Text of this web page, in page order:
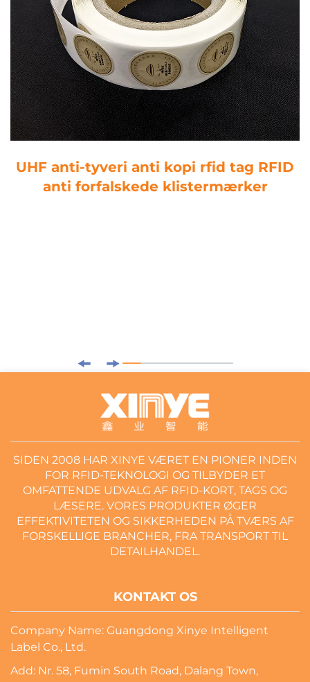
UHF anti-tyveri anti kopi rfid tag RFID
anti forfalskede klistermærker
SIDEN 2008 HAR XINYE VÆRET EN PIONER INDEN
FOR RFID-TEKNOLOGI OG TILBYDER ET
OMFATTENDE UDVALG AF RFID-KORT, TAGS OG
LÆSERE. VORES PRODUKTER ØGER
EFFEKTIVITETEN OG SIKKERHEDEN PÅ TVÆRS AF
FORSKELLIGE BRANCHER, FRA TRANSPORT TIL
DETAILHANDEL.
KONTAKT OS
Company Name: Guangdong Xinye Intelligent
Label Co., Ltd.
Add: Nr. 58, Fumin South Road, Dalang Town,